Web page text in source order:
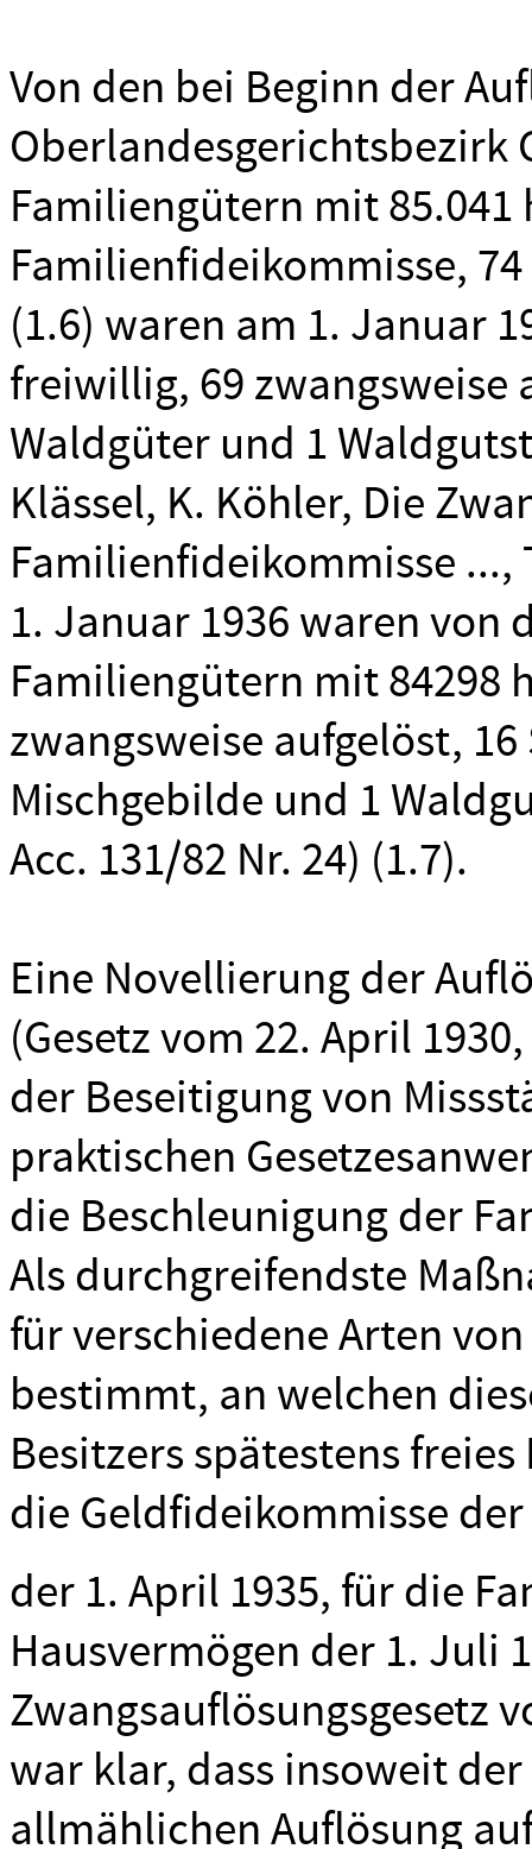
Von den bei Beginn der
Oberlandesgerichtsbezirk
Familiengütern mit 85.041
Familienfideikommisse,
(1.6) waren am 1. Januar
freiwillig, 69 zwangsweise
Waldgüter und 1
Klässel, K. Köhler, Die
Familienfideikommisse ...,
1. Januar 1936 waren von
Familiengütern mit 84298
zwangsweise aufgelöst,
Mischgebilde und 1
Acc. 131/82 Nr. 24) (1.7).
Eine Novellierung der
(Gesetz vom 22. April
der Beseitigung von
praktischen
die Beschleunigung der
Als durchgreifendste
für verschiedene Arten
bestimmt, an welchen
Besitzers spätestens
die Geldfideikommisse
der 1. April 1935, für die
Hausvermögen der 1. Juli
Zwangsauflösungsgesetz
war klar, dass insoweit
allmählichen Auflösung